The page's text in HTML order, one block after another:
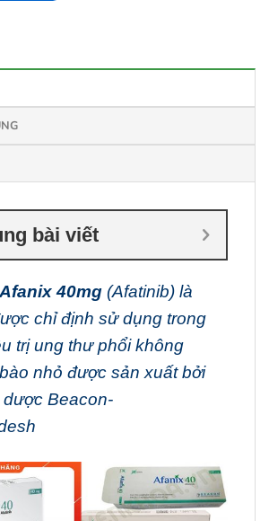
bài viết
40mg (Afatinib) là
chỉ định sử dụng trong
trị ung thư phổi không
nhỏ được sản xuất bởi
Beacon-